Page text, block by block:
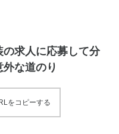
の求人に応募して分
な道のり
をコピーする